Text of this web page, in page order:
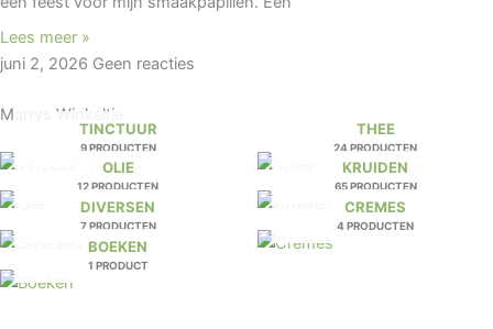
Lees meer »
juni 2, 2026 Geen reacties
Marrys Winkeltje
TINCTUUR
9 PRODUCTEN
THEE
24 PRODUCTEN
OLIE
12 PRODUCTEN
KRUIDEN
65 PRODUCTEN
DIVERSEN
7 PRODUCTEN
CREMES
4 PRODUCTEN
BOEKEN
1 PRODUCT